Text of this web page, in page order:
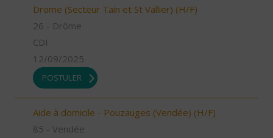
Drome (Secteur Tain et St Vallier) (H/F)
26 - Drôme
CDI
12/09/2025
POSTULER
Aide à domicile - Pouzauges (Vendée) (H/F)
85 - Vendée